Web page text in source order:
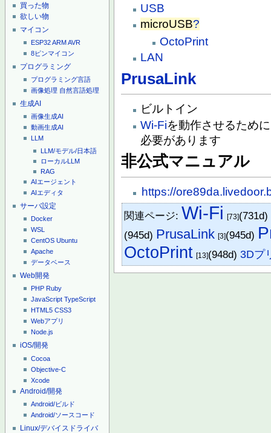
買った物
欲しい物
マイコン
ESP32ARMAVR
8ピンマイコン
プログラミング
プログラミング言語
画像処理 自然言語処理
生成AI
画像生成AI
動画生成AI
LLM
LLM/モデル/日本語
ローカルLLM
RAG
AIエージェント
AIエディタ
サーバ設定
Docker
WSL
CentOS Ubuntu
Apache
データベース
Web開発
PHP Ruby
JavaScript TypeScript
HTML5 CSS3
Webアプリ
Node.js
iOS/開発
Cocoa
Objective-C
Xcode
Android/開発
Android/ビルド
Android/ソースコード
Linux/デバイスドライバ
USB
microUSB?
OctoPrint
LAN
PrusaLink
ビルトイン
Wi-Fiを動作させるため
必要があります
非公式マニュアル
https://
関連ページ: Wi-Fi [73](731d)
(945d) PrusaLink [3](945d)
OctoPrint [13](948d) 3Dプ